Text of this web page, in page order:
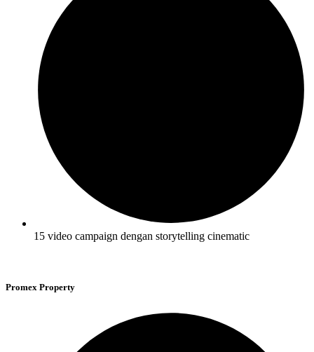
15 video campaign dengan storytelling cinematic
Promex Property